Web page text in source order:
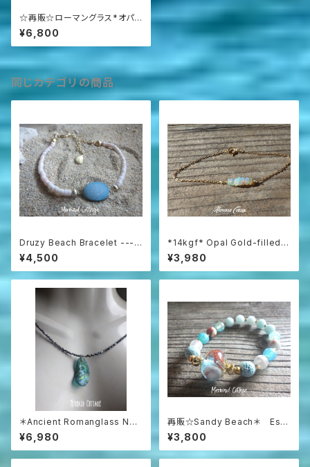
☆再販☆ローマングラス*オパ
ール*Roman-glass&Opal O
cean Bracelet with Opal *1
4kgf*
¥6,800
同じカテゴリの商品
Druzy Beach Bracelet ---b
lue druzy & shell
¥4,500
*14kgf* Opal Gold-filled B
racelet
¥3,980
＊Ancient Romanglass Nec
klace3WAY☆ローマングラス
ブラックスピネルネックレス☆ユ
ニセックス☆
¥6,980
再販☆Sandy Beach＊ Ess
ential Oil Diffuser Bracelet
¥3,800